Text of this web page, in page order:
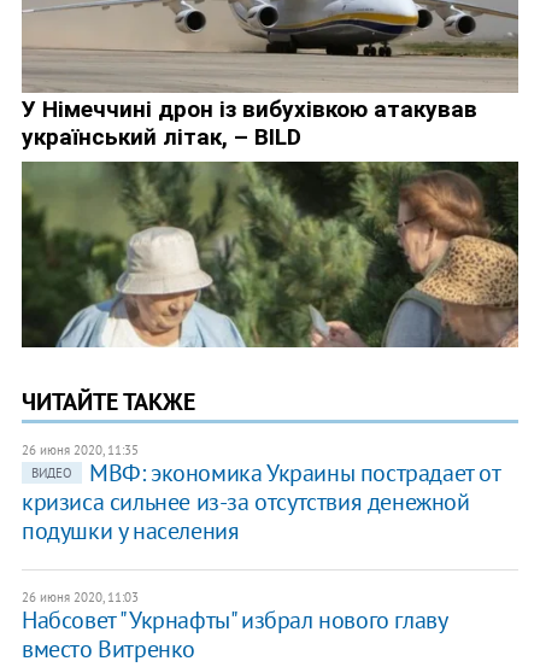
ЧИТАЙТЕ ТАКЖЕ
26 июня 2020, 11:35
ВИДЕО
МВФ: экономика Украины пострадает от
кризиса сильнее из-за отсутствия денежной
подушки у населения
26 июня 2020, 11:03
Набсовет "Укрнафты" избрал нового главу
вместо Витренко